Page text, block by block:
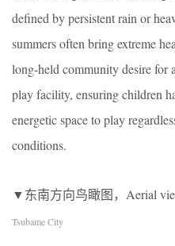
defined by persistent rain or
summers often bring extreme
long-held community desire for
play facility, ensuring children
energetic space to play
conditions.
▼东南方向鸟瞰图，Aerial
Tsubame City